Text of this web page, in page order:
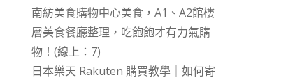
南紡美食購物中心美食，A1、A2館樓
層美食餐廳整理，吃飽飽才有力氣購
物！(線上：7)
日本樂天 Rakuten 購買教學｜如何寄